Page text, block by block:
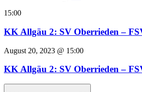
15:00
KK Allgäu 2: SV Oberrieden –
August 20, 2023 @ 15:00
KK Allgäu 2: SV Oberrieden –